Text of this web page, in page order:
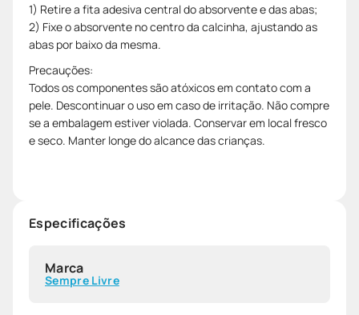
1) Retire a fita adesiva central do absorvente e das abas;
2) Fixe o absorvente no centro da calcinha, ajustando as
abas por baixo da mesma.
Precauções:
Todos os componentes são atóxicos em contato com a
pele. Descontinuar o uso em caso de irritação. Não compre
se a embalagem estiver violada. Conservar em local fresco
e seco. Manter longe do alcance das crianças.
Especificações
Marca
Sempre Livre